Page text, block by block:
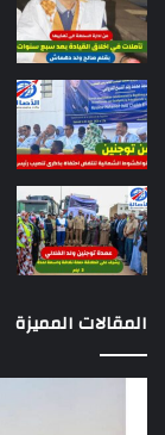
المقالات المميزة